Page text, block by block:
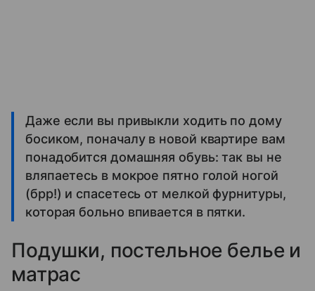
Даже если вы привыкли ходить по дому
босиком, поначалу в новой квартире вам
понадобится домашняя обувь: так вы не
вляпаетесь в мокрое пятно голой ногой
(брр!) и спасетесь от мелкой фурнитуры,
которая больно впивается в пятки.
Подушки, постельное белье и
матрас